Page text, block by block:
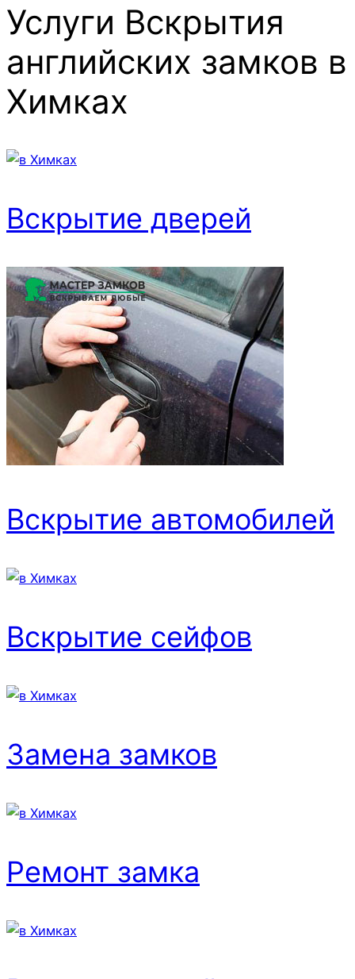
Услуги Вскрытия
английских замков в
Химках
Вскрытие дверей
Вскрытие автомобилей
Вскрытие сейфов
Замена замков
Ремонт замка